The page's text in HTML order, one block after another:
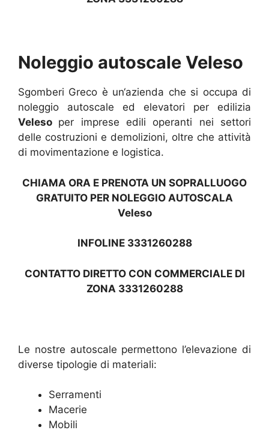
Noleggio autoscale Veleso
Sgomberi Greco è un‘azienda che si occupa di
noleggio autoscale ed elevatori per edilizia
Veleso per imprese edili operanti nei settori
delle costruzioni e demolizioni, oltre che attività
di movimentazione e logistica.
CHIAMA ORA E PRENOTA UN SOPRALLUOGO
GRATUITO PER NOLEGGIO AUTOSCALA
Veleso
INFOLINE 3331260288
CONTATTO DIRETTO CON COMMERCIALE DI
ZONA 3331260288
Le nostre autoscale permettono l’elevazione di
diverse tipologie di materiali:
Serramenti
Macerie
Mobili